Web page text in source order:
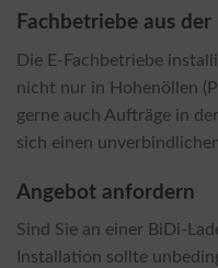
Fachbetriebe aus
Die E-Fachbetriebe
nicht nur in Hohenöllen
gerne auch Aufträge in
sich einen
Angebot anfordern
Sind Sie an einer BiDi-
Installation sollte